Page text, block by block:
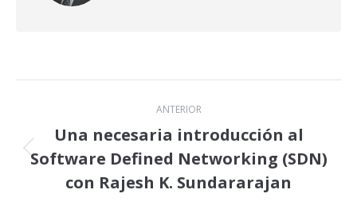
Navegación
entre
publicaciones
ANTERIOR
Publicación
anterior:
Una necesaria introducción al
Software Defined Networking (SDN)
con Rajesh K. Sundararajan